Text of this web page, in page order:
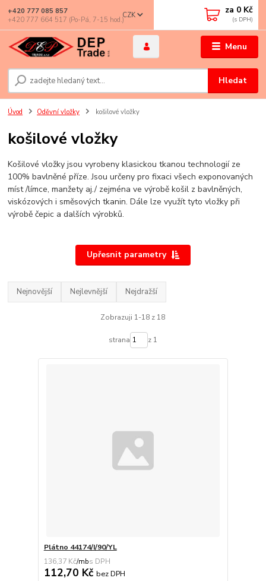
Menu
CZK
Hledat
+420 777 085 857
+420 777 664 517 (Po-Pá, 7-15 hod.)
za 0 Kč
Úvod Oděvní vložky košilové vložky
košilové vložky
Košilové vložky jsou vyrobeny klasickou tkanou technologií ze
100% bavlněné příze. Jsou určeny pro fixaci všech exponovaných
míst /límce, manžety aj./ zejména ve výrobě košil z bavlněných,
viskózových i směsových tkanin. Dále lze využít tyto vložky při
výrobě čepic a dalších výrobků.
Upřesnit parametry
Nejnovější Nejlevnější Nejdražší
Zobrazuji 1-18 z 18
strana z 1
Plátno 44174/I/90/YL
136,37 Kč/mb
112,70 Kč bez DPH